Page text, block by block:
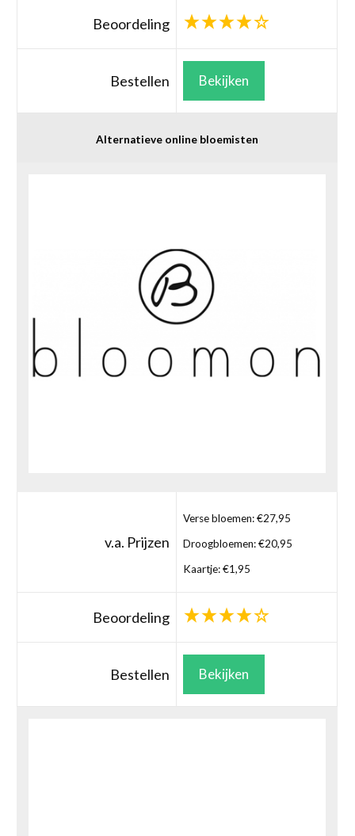
Beoordeling
Bestellen Bekijken
Alternatieve online bloemisten
v.a. Prijzen
Verse bloemen: €27,95
Droogbloemen: €20,95
Kaartje: €1,95
Beoordeling
Bestellen Bekijken